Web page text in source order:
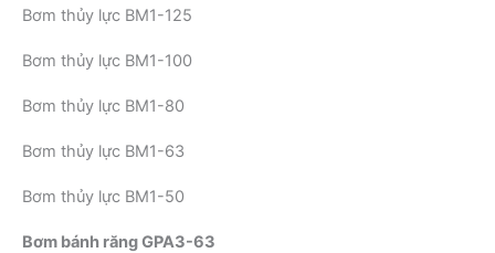
Bơm thủy lực BM1-125
Bơm thủy lực BM1-100
Bơm thủy lực BM1-80
Bơm thủy lực BM1-63
Bơm thủy lực BM1-50
Bơm bánh răng GPA3-63